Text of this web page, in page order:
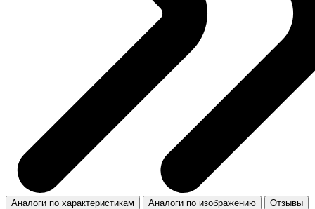
Аналоги по характеристикам Аналоги по изображению Отзывы